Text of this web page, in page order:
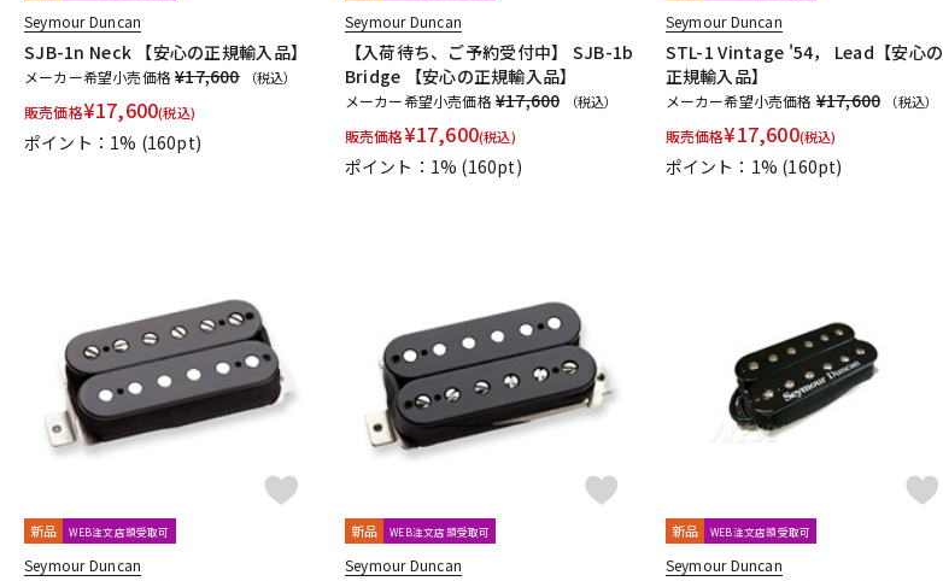
Seymour Duncan
SJB-1n Neck 【安心の正規輸入品】
メーカー希望小売価格¥17,600 （税込）
販売価格¥17,600(税込)
ポイント：1% (160pt)
Seymour Duncan
【入荷待ち、ご予約受付中】 SJB-1b
Bridge 【安心の正規輸入品】
メーカー希望小売価格¥17,600 （税込）
販売価格¥17,600(税込)
ポイント：1% (160pt)
Seymour Duncan
STL-1 Vintage '54， Lead【安心の
正規輸入品】
メーカー希望小売価格 ¥17,600 （税込）
販売価格¥17,600(税込)
ポイント：1% (160pt)
新品 WEB注文店頭受取可
Seymour Duncan
新品 WEB注文店頭受取可
Seymour Duncan
新品 WEB注文店頭受取可
Seymour Duncan